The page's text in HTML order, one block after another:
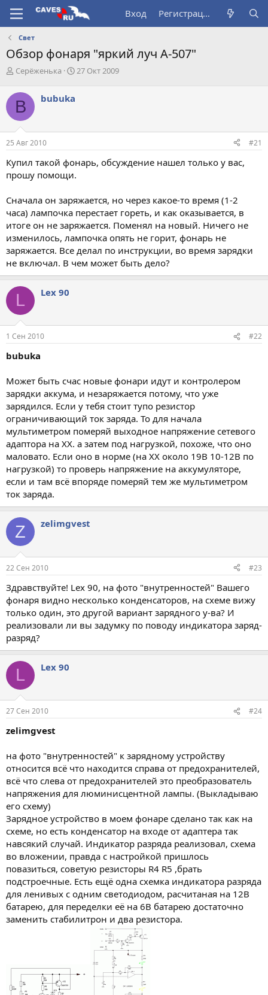
Вход Регистрация
Свет
Обзор фонаря "яркий луч А-507"
А
т
о
р
т
е
м
Серёженька
Д
ч
а
27 Окт 2009
B bubuka
25 Авг 2010 #21
Купил такой фонарь, обсуждение нашел только у вас,
прошу помощи.
Сначала он заряжается, но через какое-то время (1-2
часа) лампочка перестает гореть, и как оказывается, в
итоге он не заряжается. Поменял на новый. Ничего не
изменилось, лампочка опять не горит, фонарь не
заряжается. Все делал по инструкции, во время зарядки
не включал. В чем может быть дело?
L Lex 90
1 Сен 2010 #22
bubuka
Может быть счас новые фонари идут и контролером
зарядки аккума, и незаряжается потому, что уже
зарядился. Если у тебя стоит тупо резистор
ограничивающий ток заряда. То для начала
мультиметром померяй выходное напряжение сетевого
адаптора на ХХ. а затем под нагрузкой, похоже, что оно
маловато. Если оно в норме (на ХХ около 19В 10-12В по
нагрузкой) то проверь напряжение на аккумуляторе,
если и там всё впоряде померяй тем же мультиметром
ток заряда.
Z zelimgvest
22 Сен 2010 #23
Здравствуйте! Lex 90, на фото "внутренностей" Вашего
фонаря видно несколько конденсаторов, на схеме вижу
только один, это другой вариант зарядного у-ва? И
реализовали ли вы задумку по поводу индикатора заряд-
разряд?
L Lex 90
27 Сен 2010 #24
zelimgvest
на фото "внутренностей" к зарядному устройству
относится всё что находится справа от предохранителей,
всё что слева от предохранителей это преобразователь
напряжения для люминисцентной лампы. (Выкладываю
его схему)
Зарядное устройство в моем фонаре сделано так как на
схеме, но есть конденсатор на входе от адаптера так
навсякий случай. Индикатор разряда реализовал, схема
во вложении, правда с настройкой пришлось
повазиться, советую резисторы R4 R5 ,брать
подстроечные. Есть ещё одна схемка индикатора разряда
для ленивых с одним светодиодом, расчитаная на 12В
батарею, для переделки её на 6В батарею достаточно
заменить стабилитрон и два резистора.